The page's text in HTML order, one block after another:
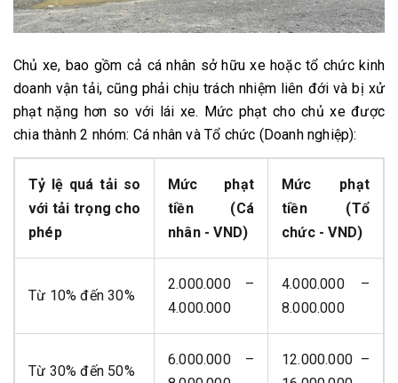
Chủ xe, bao gồm cả cá nhân sở hữu xe hoặc tổ chức kinh
doanh vận tải, cũng phải chịu trách nhiệm liên đới và bị xử
phạt nặng hơn so với lái xe. Mức phạt cho chủ xe được
chia thành 2 nhóm: Cá nhân và Tổ chức (Doanh nghiệp):
Tỷ lệ quá tải so
với tải trọng cho
phép
Mức phạt
tiền (Cá
nhân - VND)
Mức phạt
tiền (Tổ
chức - VND)
Từ 10% đến 30%
2.000.000 –
4.000.000
4.000.000 –
8.000.000
Từ 30% đến 50%
6.000.000 –
12.000.000 –